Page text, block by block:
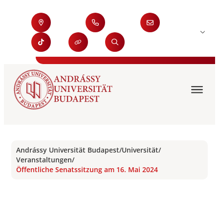
Andrássy Universität Budapest/Universität/
Veranstaltungen/
Öffentliche Senatssitzung am 16. Mai 2024